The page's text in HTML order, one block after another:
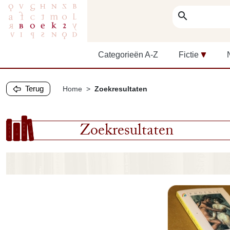
search
Categorieën A-Z Fictie
Terug Home Zoekresultaten
Zoekresultaten